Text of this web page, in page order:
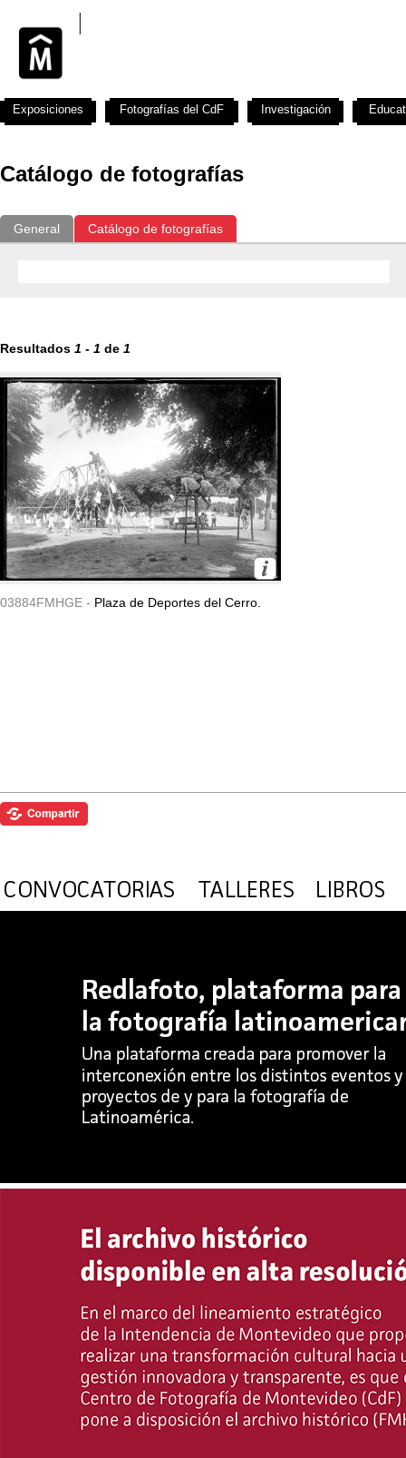
Catálogo de fotografías
General Catálogo de fotografías
Resultados 1 - 1 de 1
03884FMHGE - Plaza de Deportes del Cerro.
Exposiciones Fotografías del CdF Investigación